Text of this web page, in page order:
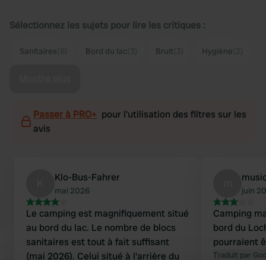
Sélectionnez les sujets pour lire les critiques :
Sanitaires Bord du lac Bruit Hygiène
Passer à PRO+ pour l'utilisation des filtres sur les
avis
Klo-Bus-Fahrer
mai 2026
Le camping est magnifiquement situé
au bord du lac. Le nombre de blocs
sanitaires est tout à fait suffisant
(mai 2026). Celui situé à l'arrière du
juin
Camping
bord du
pourraient
Traduit par